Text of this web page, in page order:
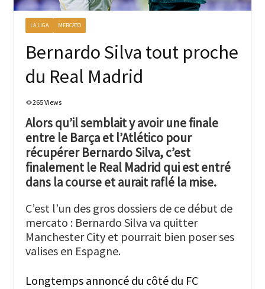
LA LIGA MERCATO
Bernardo Silva tout proche
du Real Madrid
265 Views
Alors qu’il semblait y avoir une finale
entre le Barça et l’Atlético pour
récupérer Bernardo Silva, c’est
finalement le Real Madrid qui est entré
dans la course et aurait raflé la mise.
C’est l’un des gros dossiers de ce début de
mercato : Bernardo Silva va quitter
Manchester City et pourrait bien poser ses
valises en Espagne.
Longtemps annoncé du côté du FC